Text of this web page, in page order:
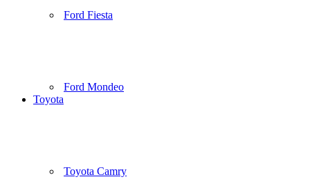
Ford Fiesta
Ford Mondeo
Toyota
Toyota Camry